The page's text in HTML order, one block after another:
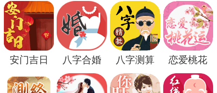
的状态。
除了对买大馍这一动作和象征的解读，梦境
中出现的场景和情境也是解梦的重要因素。
比如，如果在梦中你买大馍时感到快乐和满
足，那么这可能代表着你在现实生活中对某
安门吉日 八字合婚 八字测算 恋爱桃花